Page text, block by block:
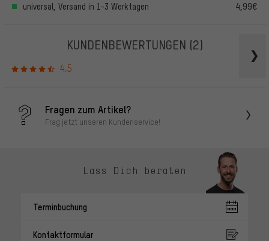
universal, Versand in 1-3 Werktagen 4,99€
KUNDENBEWERTUNGEN (2)
4.5
Fragen zum Artikel?
Frag jetzt unseren Kundenservice!
Lass Dich beraten
Terminbuchung
Kontaktformular